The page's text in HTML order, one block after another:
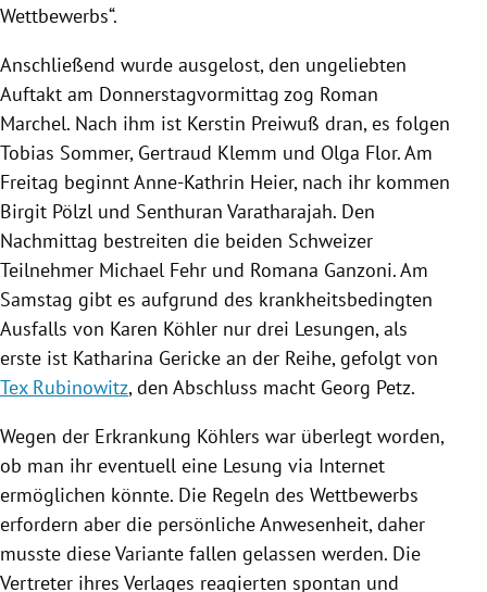
Wettbewerbs“.
Anschließend wurde ausgelost, den ungeliebten
Auftakt am Donnerstagvormittag zog Roman
Marchel. Nach ihm ist Kerstin Preiwuß dran, es folgen
Tobias Sommer, Gertraud Klemm und Olga Flor. Am
Freitag beginntAnne-Kathrin Heier, nach ihr kommen
Birgit Pölzl und Senthuran Varatharajah. Den
Nachmittag bestreiten die beiden Schweizer
Teilnehmer Michael Fehr und Romana Ganzoni. Am
Samstag gibt es aufgrund des krankheitsbedingten
Ausfalls von Karen Köhler nur drei Lesungen, als
erste ist Katharina Gericke an der Reihe, gefolgt von
Tex Rubinowitz, den Abschluss macht Georg Petz.
Wegen der Erkrankung Köhlers war überlegt worden,
ob man ihr eventuell eine Lesung via Internet
ermöglichen könnte. Die Regeln des Wettbewerbs
erfordern aber die persönliche Anwesenheit, daher
musste diese Variante fallen gelassen werden. Die
Vertreter ihres Verlages reagierten spontan und